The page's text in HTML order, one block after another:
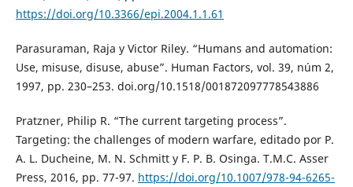
https://doi.org/10.3366/epi.2004.1.1.61
Parasuraman, Raja y Victor Riley. “Humans and automation:
Use, misuse, disuse, abuse”. Human Factors, vol. 39, núm 2,
1997, pp. 230–253. doi.org/10.1518/001872097778543886
Pratzner, Philip R. “The current targeting process”.
Targeting: the challenges of modern warfare, editado por P.
A. L. Ducheine, M. N. Schmitt y F. P. B. Osinga. T.M.C. Asser
Press, 2016, pp. 77-97. https://doi.org/10.1007/978-94-6265-